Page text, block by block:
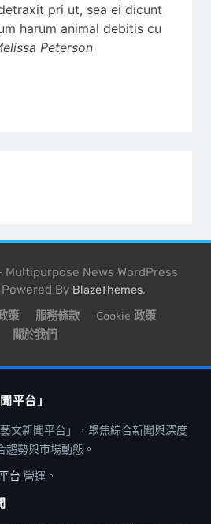
pri ut, sea ei dicunt
harum animal debitis cu
Peterson
Multipurpose News WordPress
By BlazeThemes.
策 服務條款
Cookie 政策
關於我們
平台」
文新聞平台」，聚焦綜合新聞與深度
勢與市場動態。
台 營運。